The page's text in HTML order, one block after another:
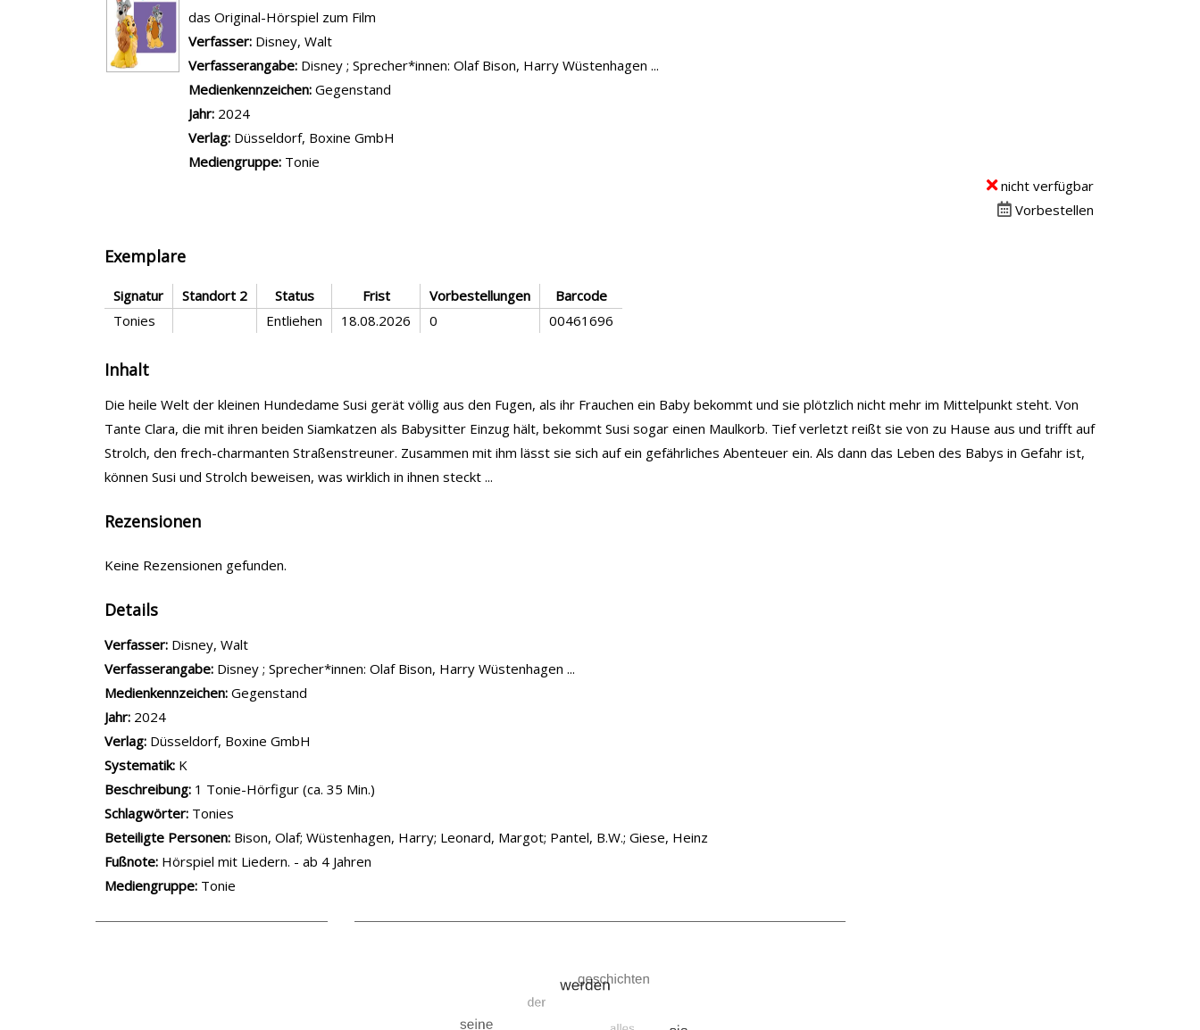
das Original-Hörspiel zum Film
Verfasser: Suche nach diesem Verfasser
Disney, Walt
Verfasserangabe: Disney ; Sprecher*innen: Olaf Bison, Harry Wüstenhagen ...
Medienkennzeichen: Gegenstand
Jahr: 2024
Verlag: Düsseldorf, Boxine GmbH
Mediengruppe: Tonie
nicht verfügbar
Vorbestellen
Exemplare
Signatur Standort 2 Status Frist Vorbestellungen
Barcode
Tonies
Entliehen 18.08.2026 0 00461696
Inhalt
Die heile Welt der kleinen Hundedame Susi gerät völlig aus den Fugen, als ihr Frauchen ein Baby bekommt und sie plötzlich nicht mehr im Mittelpunkt steht. Von
Tante Clara, die mit ihren beiden Siamkatzen als Babysitter Einzug hält, bekommt Susi sogar einen Maulkorb. Tief verletzt reißt sie von zu Hause aus und trifft auf
Strolch, den frech-charmanten Straßenstreuner. Zusammen mit ihm lässt sie sich auf ein gefährliches Abenteuer ein. Als dann das Leben des Babys in Gefahr ist,
können Susi und Strolch beweisen, was wirklich in ihnen steckt ...
Rezensionen
Keine Rezensionen gefunden.
Details
Verfasser: Suche nach diesem Verfasser
Disney, Walt
Verfasserangabe: Disney ; Sprecher*innen: Olaf Bison, Harry Wüstenhagen ...
Medienkennzeichen: Gegenstand
Jahr: 2024
Verlag: Düsseldorf, Boxine GmbH
opens in new tab
Diesen Link in neuem Tab öffnen
Systematik: Suche nach dieser Systematik
K
Suche nach diesem Interessenskreis
Beschreibung: 1 Tonie-Hörfigur (ca. 35 Min.)
Schlagwörter: Tonies
Beteiligte Personen: Suche nach dieser Beteiligten Person
Bison, Olaf; Wüstenhagen, Harry; Leonard, Margot; Pantel, B.W.; Giese, Heinz
Fußnote: Hörspiel mit Liedern. - ab 4 Jahren
Mediengruppe: Tonie